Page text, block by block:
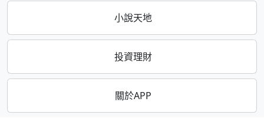
小說天地
投資理財
關於APP